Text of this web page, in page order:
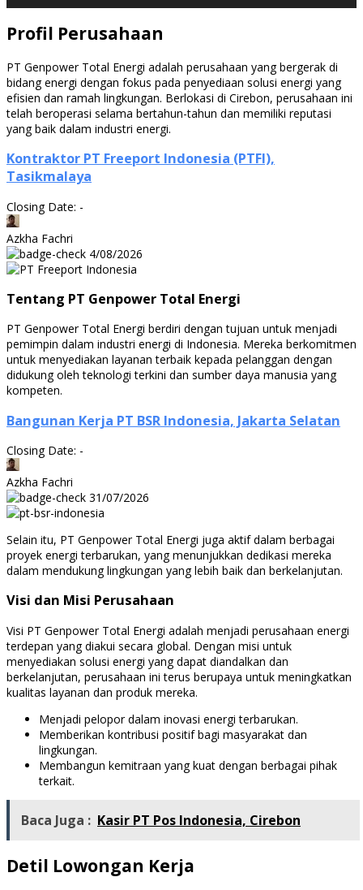
Profil Perusahaan
PT Genpower Total Energi adalah perusahaan yang bergerak di
bidang energi dengan fokus pada penyediaan solusi energi yang
efisien dan ramah lingkungan. Berlokasi di Cirebon, perusahaan ini
telah beroperasi selama bertahun-tahun dan memiliki reputasi
yang baik dalam industri energi.
Kontraktor PT Freeport Indonesia (PTFI),
Tasikmalaya
Closing Date: -
Azkha Fachri
4/08/2026
Tentang PT Genpower Total Energi
PT Genpower Total Energi berdiri dengan tujuan untuk menjadi
pemimpin dalam industri energi di Indonesia. Mereka berkomitmen
untuk menyediakan layanan terbaik kepada pelanggan dengan
didukung oleh teknologi terkini dan sumber daya manusia yang
kompeten.
Bangunan Kerja PT BSR Indonesia, Jakarta Selatan
Closing Date: -
Azkha Fachri
31/07/2026
Selain itu, PT Genpower Total Energi juga aktif dalam berbagai
proyek energi terbarukan, yang menunjukkan dedikasi mereka
dalam mendukung lingkungan yang lebih baik dan berkelanjutan.
Visi dan Misi Perusahaan
Visi PT Genpower Total Energi adalah menjadi perusahaan energi
terdepan yang diakui secara global. Dengan misi untuk
menyediakan solusi energi yang dapat diandalkan dan
berkelanjutan, perusahaan ini terus berupaya untuk meningkatkan
kualitas layanan dan produk mereka.
Menjadi pelopor dalam inovasi energi terbarukan.
Memberikan kontribusi positif bagi masyarakat dan
lingkungan.
Membangun kemitraan yang kuat dengan berbagai pihak
terkait.
Baca Juga : Kasir PT Pos Indonesia, Cirebon
Detil Lowongan Kerja